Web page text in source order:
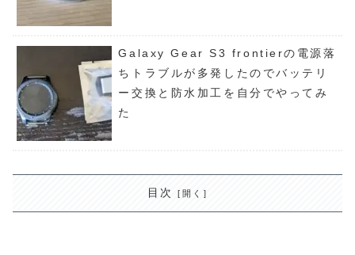
Galaxy Gear S3 frontierの電源落
ちトラブルが多発したのでバッテリ
ー交換と防水加工を自分でやってみ
た
目次